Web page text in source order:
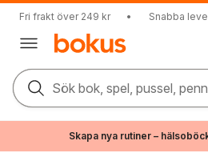
Fri frakt över 249 kr • Snabba
Sök bok, spel, pussel,
Skapa nya rutiner –